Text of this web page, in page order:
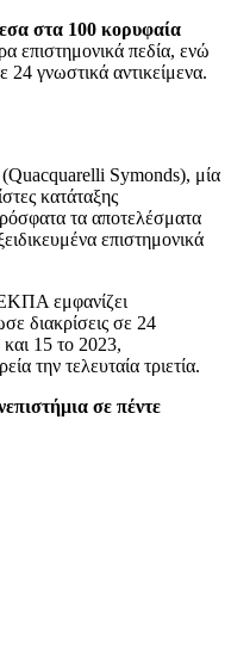
στα 100 κορυφαία
επιστημονικά πεδία, ενώ
24 γνωστικά αντικείμενα.
(Quacquarelli Symonds), μία
κατάταξης
τα αποτελέσματα
επιστημονικά
εμφανίζει
διακρίσεις σε 24
και 15 το 2023,
την τελευταία τριετία.
σε πέντε